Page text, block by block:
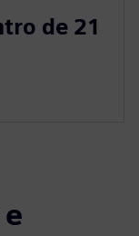
de 21